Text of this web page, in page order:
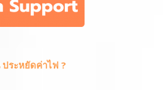
ระหยัดค่าไฟ ?